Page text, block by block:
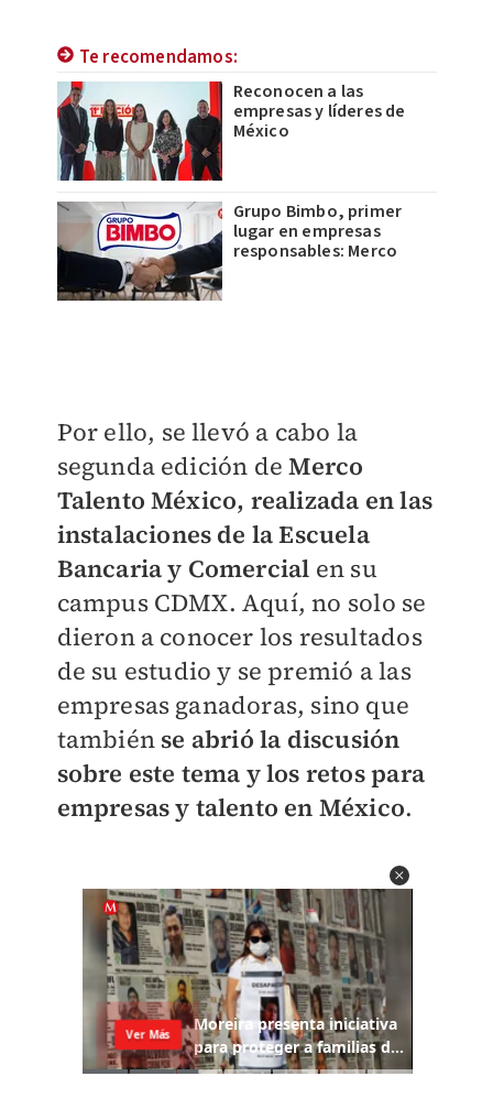
Te recomendamos:
Reconocen a las
empresas y líderes de
México
Grupo Bimbo, primer
lugar en empresas
responsables: Merco
Por ello, se llevó a cabo la
segunda edición deMerco
Talento México, realizada en las
instalaciones de la Escuela
Bancaria y Comercial en su
campus CDMX. Aquí, no solo se
dieron a conocer los resultados
de su estudio y se premió a las
empresas ganadoras, sino que
también se abrió la discusión
sobre este tema y los retos para
empresas y talento en México.